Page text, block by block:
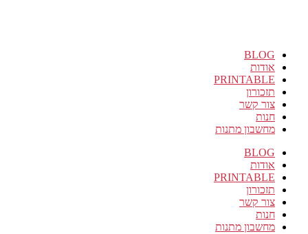
BLOG
אודות
PRINTABLE
תזכורון
צור קשר
חנות
מחשבון מתנות
BLOG
אודות
PRINTABLE
תזכורון
צור קשר
חנות
מחשבון מתנות